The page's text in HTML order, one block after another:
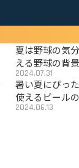
夏は野球の気
える野球の背
2024.07.31
暑い夏にぴっ
使えるビール
2024.06.13